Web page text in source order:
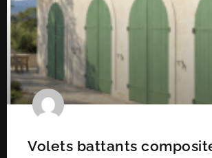
Volets battants